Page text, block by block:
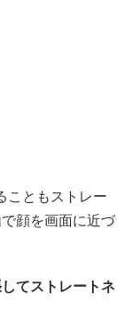
こともストレー
顔を画面に近づ
てストレートネ